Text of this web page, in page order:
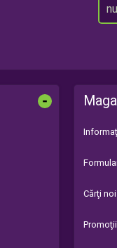
-
Cărţi noi
Promoţii